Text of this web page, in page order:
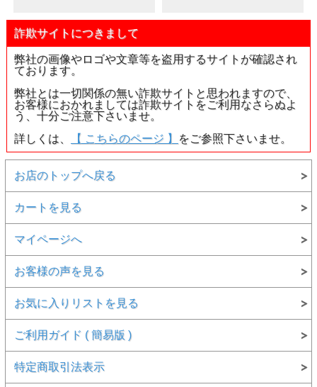
詐欺サイトにつきまして
弊社の画像やロゴや文章等を盗用するサイトが確認され
ております。
弊社とは一切関係の無い詐欺サイトと思われますので、
お客様におかれましては詐欺サイトをご利用なさらぬよ
う、十分ご注意下さいませ。
詳しくは、
【 こちらのページ 】 をご参照下さいませ。
お店のトップへ戻る
カートを見る
マイページへ
お客様の声を見る
お気に入りリストを見る
ご利用ガイド ( 簡易版 )
特定商取引法表示